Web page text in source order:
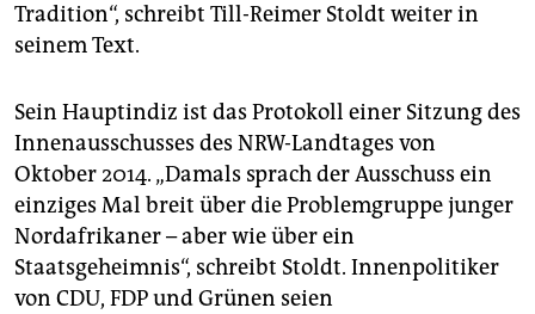
Tradition“, schreibt Till-Reimer Stoldt weiter in
seinem Text.
Sein Hauptindiz ist das Protokoll einer Sitzung des
Innenausschusses des NRW-Landtages von
Oktober 2014. „Damals sprach der Ausschuss ein
einziges Mal breit über die Problemgruppe junger
Nordafrikaner – aber wie über ein
Staatsgeheimnis“, schreibt Stoldt. Innenpolitiker
von CDU, FDP und Grünen seien